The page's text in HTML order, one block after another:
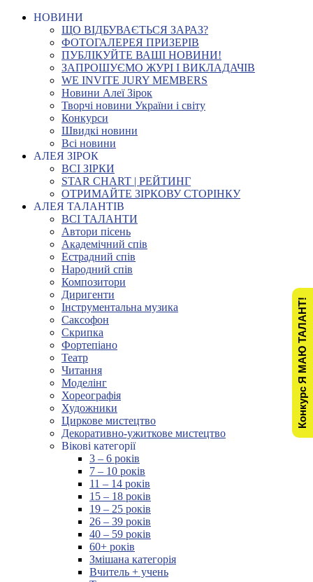
НОВИНИ
ЩО ВІДБУВАЄТЬСЯ ЗАРАЗ?
ФОТОГАЛЕРЕЯ ПРИЗЕРІВ
ПУБЛІКУЙТЕ ВАШІ НОВИНИ!
ЗАПРОШУЄМО ЖУРІ І ВИКЛАДАЧІВ
WE INVITE JURY MEMBERS
Новини Алеї Зірок
Творчі новини України і світу
Конкурси
Швидкі новини
Всі новини
АЛЕЯ ЗІРОК
ВСІ ЗІРКИ
STAR CHART | РЕЙТИНГ
ОТРИМАЙТЕ ЗІРКОВУ СТОРІНКУ
АЛЕЯ ТАЛАНТІВ
ВСІ ТАЛАНТИ
Автори пісень
Академічний спів
Естрадний спів
Народний спів
Композитори
Диригенти
Інструментальна музика
Саксофон
Скрипка
Фортепіано
Театр
Читання
Моделінг
Хореографія
Художники
Циркове мистецтво
Декоративно-ужиткове мистецтво
Вікові категорії
3 – 6 років
7 – 10 років
11 – 14 років
15 – 18 років
19 – 25 років
26 – 39 років
40 – 59 років
60+ років
Змішана категорія
Вчитель + учень
Конкурс Я МАЮ ТАЛАНТ!